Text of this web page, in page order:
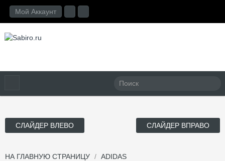
Мой Аккаунт
СЛАЙДЕР ВЛЕВО СЛАЙДЕР ВПРАВО
НА ГЛАВНУЮ СТРАНИЦУ
ADIDAS